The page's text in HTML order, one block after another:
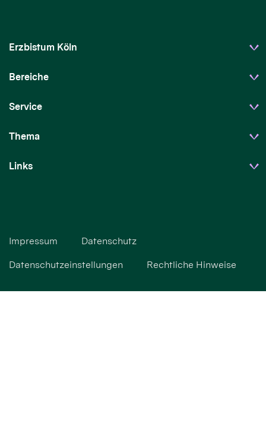
Erzbistum Köln
Bereiche
Service
Thema
Links
Impressum Datenschutz
Datenschutzeinstellungen Rechtliche Hinweise